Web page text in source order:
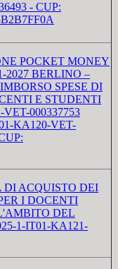
- CUP:
POCKET MONEY
2027 BERLINO –
SPESE DI
E STUDENTI
VET-000337753
KA120-VET-
ACQUISTO DEI
I DOCENTI
DEL
1-IT01-KA121-